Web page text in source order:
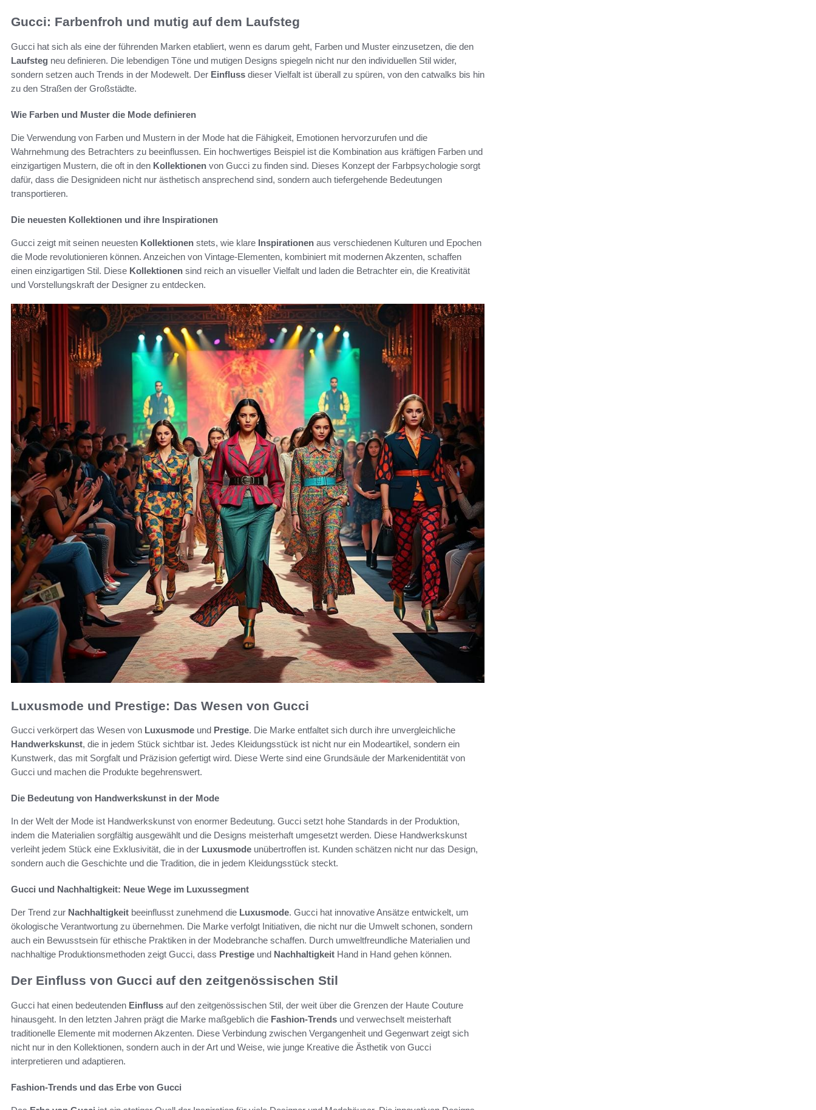
Gucci: Farbenfroh und mutig auf dem Laufsteg
Gucci hat sich als eine der führenden Marken etabliert, wenn es darum geht, Farben und Muster einzusetzen, die den
Laufsteg neu definieren. Die lebendigen Töne und mutigen Designs spiegeln nicht nur den individuellen Stil wider,
sondern setzen auch Trends in der Modewelt. Der Einfluss dieser Vielfalt ist überall zu spüren, von den catwalks bis hin
zu den Straßen der Großstädte.
Wie Farben und Muster die Mode definieren
Die Verwendung von Farben und Mustern in der Mode hat die Fähigkeit, Emotionen hervorzurufen und die
Wahrnehmung des Betrachters zu beeinflussen. Ein hochwertiges Beispiel ist die Kombination aus kräftigen Farben und
einzigartigen Mustern, die oft in den Kollektionen von Gucci zu finden sind. Dieses Konzept der Farbpsychologie sorgt
dafür, dass die Designideen nicht nur ästhetisch ansprechend sind, sondern auch tiefergehende Bedeutungen
transportieren.
Die neuesten Kollektionen und ihre Inspirationen
Gucci zeigt mit seinen neuesten Kollektionen stets, wie klare Inspirationen aus verschiedenen Kulturen und Epochen
die Mode revolutionieren können. Anzeichen von Vintage-Elementen, kombiniert mit modernen Akzenten, schaffen
einen einzigartigen Stil. Diese Kollektionen sind reich an visueller Vielfalt und laden die Betrachter ein, die Kreativität
und Vorstellungskraft der Designer zu entdecken.
Luxusmode und Prestige: Das Wesen von Gucci
Gucci verkörpert das Wesen von Luxusmode und Prestige. Die Marke entfaltet sich durch ihre unvergleichliche
Handwerkskunst, die in jedem Stück sichtbar ist. Jedes Kleidungsstück ist nicht nur ein Modeartikel, sondern ein
Kunstwerk, das mit Sorgfalt und Präzision gefertigt wird. Diese Werte sind eine Grundsäule der Markenidentität von
Gucci und machen die Produkte begehrenswert.
Die Bedeutung von Handwerkskunst in der Mode
In der Welt der Mode ist Handwerkskunst von enormer Bedeutung. Gucci setzt hohe Standards in der Produktion,
indem die Materialien sorgfältig ausgewählt und die Designs meisterhaft umgesetzt werden. Diese Handwerkskunst
verleiht jedem Stück eine Exklusivität, die in der Luxusmode unübertroffen ist. Kunden schätzen nicht nur das Design,
sondern auch die Geschichte und die Tradition, die in jedem Kleidungsstück steckt.
Gucci und Nachhaltigkeit: Neue Wege im Luxussegment
Der Trend zur Nachhaltigkeit beeinflusst zunehmend die Luxusmode. Gucci hat innovative Ansätze entwickelt, um
ökologische Verantwortung zu übernehmen. Die Marke verfolgt Initiativen, die nicht nur die Umwelt schonen, sondern
auch ein Bewusstsein für ethische Praktiken in der Modebranche schaffen. Durch umweltfreundliche Materialien und
nachhaltige Produktionsmethoden zeigt Gucci, dass Prestige und Nachhaltigkeit Hand in Hand gehen können.
Der Einfluss von Gucci auf den zeitgenössischen Stil
Gucci hat einen bedeutenden Einfluss auf den zeitgenössischen Stil, der weit über die Grenzen der Haute Couture
hinausgeht. In den letzten Jahren prägt die Marke maßgeblich die Fashion-Trends und verwechselt meisterhaft
traditionelle Elemente mit modernen Akzenten. Diese Verbindung zwischen Vergangenheit und Gegenwart zeigt sich
nicht nur in den Kollektionen, sondern auch in der Art und Weise, wie junge Kreative die Ästhetik von Gucci
interpretieren und adaptieren.
Fashion-Trends und das Erbe von Gucci